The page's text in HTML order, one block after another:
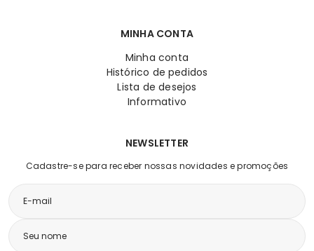
MINHA CONTA
Minha conta
Histórico de pedidos
Lista de desejos
Informativo
NEWSLETTER
Cadastre-se para receber nossas novidades e promoções